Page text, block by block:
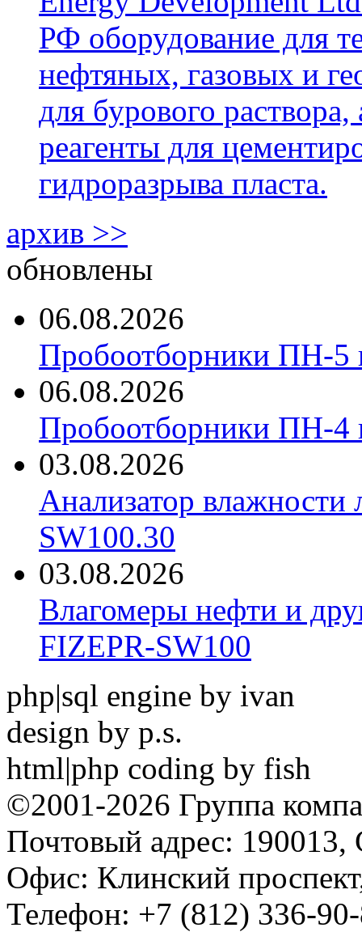
РФ оборудование для
нефтяных, газовых и
для бурового
реагенты для
гидроразрыва пласта.
архив >>
обновлены
06.08.2026
Пробоотборники ПН-
06.08.2026
Пробоотборники ПН-
03.08.2026
Анализатор
SW100.30
03.08.2026
Влагомеры нефти и
FIZEPR-SW100
php|sql engine by ivan
design by p.s.
html|php coding by fish
©2001-2026 Группа
Почтовый адрес: 190013,
Офис: Клинский
Телефон: +7 (812) 336-